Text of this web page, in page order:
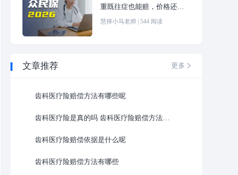
重既往症也能赔，价格还更
便宜！
慧择小马老师 544 阅读
文章推荐 更多 
齿科医疗险赔偿方法有哪些呢
齿科医疗险是真的吗 齿科医疗险赔偿方法最新
齿科医疗险赔偿依据是什么呢
齿科医疗险赔偿方法有哪些